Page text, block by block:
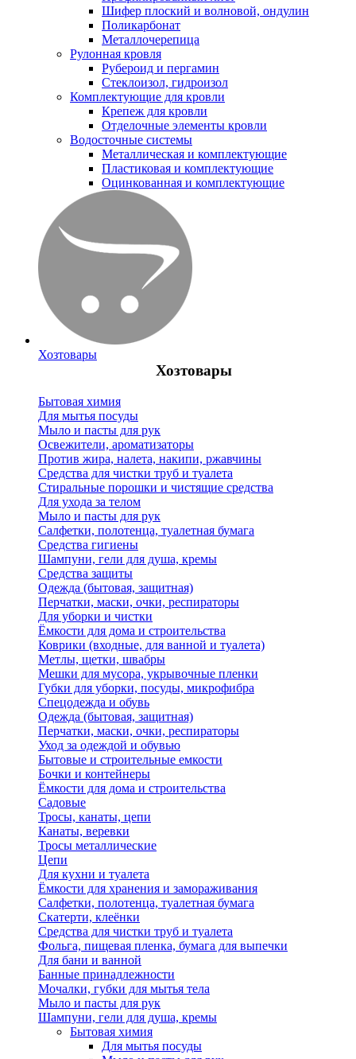
Шифер плоский и волновой, ондулин
Поликарбонат
Металлочерепица
Рулонная кровля
Рубероид и пергамин
Стеклоизол, гидроизол
Комплектующие для кровли
Крепеж для кровли
Отделочные элементы кровли
Водосточные системы
Металлическая и комплектующие
Пластиковая и комплектующие
Оцинкованная и комплектующие
Хозтовары
Хозтовары
Бытовая химия
Для мытья посуды
Мыло и пасты для рук
Освежители, ароматизаторы
Против жира, налета, накипи, ржавчины
Средства для чистки труб и туалета
Стиральные порошки и чистящие средства
Для ухода за телом
Мыло и пасты для рук
Салфетки, полотенца, туалетная бумага
Средства гигиены
Шампуни, гели для душа, кремы
Средства защиты
Одежда (бытовая, защитная)
Перчатки, маски, очки, респираторы
Для уборки и чистки
Ёмкости для дома и строительства
Коврики (входные, для ванной и туалета)
Метлы, щетки, швабры
Мешки для мусора, укрывочные пленки
Губки для уборки, посуды, микрофибра
Спецодежда и обувь
Одежда (бытовая, защитная)
Перчатки, маски, очки, респираторы
Уход за одеждой и обувью
Бытовые и строительные емкости
Бочки и контейнеры
Ёмкости для дома и строительства
Садовые
Тросы, канаты, цепи
Канаты, веревки
Тросы металлические
Цепи
Для кухни и туалета
Ёмкости для хранения и замораживания
Салфетки, полотенца, туалетная бумага
Скатерти, клеёнки
Средства для чистки труб и туалета
Фольга, пищевая пленка, бумага для выпечки
Для бани и ванной
Банные принадлежности
Мочалки, губки для мытья тела
Мыло и пасты для рук
Шампуни, гели для душа, кремы
Бытовая химия
Для мытья посуды